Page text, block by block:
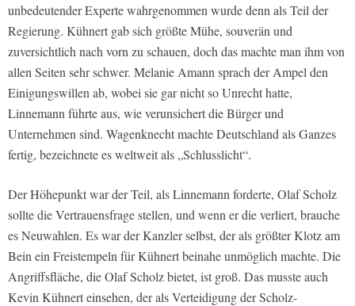
unbedeutender Experte wahrgenommen wurde denn als Teil der
Regierung. Kühnert gab sich größte Mühe, souverän und
zuversichtlich nach vorn zu schauen, doch das machte man ihm von
allen Seiten sehr schwer. Melanie Amann sprach der Ampel den
Einigungswillen ab, wobei sie gar nicht so Unrecht hatte,
Linnemann führte aus, wie verunsichert die Bürger und
Unternehmen sind. Wagenknecht machte Deutschland als Ganzes
fertig, bezeichnete es weltweit als „Schlusslicht“.
Der Höhepunkt war der Teil, als Linnemann forderte, Olaf Scholz
sollte die Vertrauensfrage stellen, und wenn er die verliert, brauche
es Neuwahlen. Es war der Kanzler selbst, der als größter Klotz am
Bein ein Freistempeln für Kühnert beinahe unmöglich machte. Die
Angriffsfläche, die Olaf Scholz bietet, ist groß. Das musste auch
Kevin Kühnert einsehen, der als Verteidigung der Scholz-